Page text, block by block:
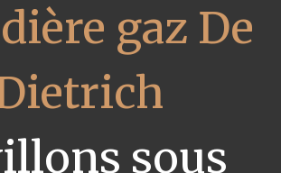
gaz De
sous